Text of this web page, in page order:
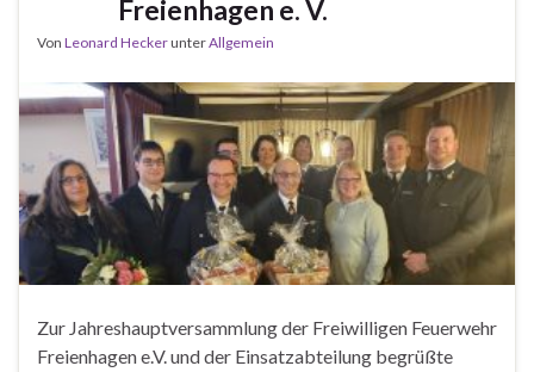
Freienhagen e. V.
Von Leonard HeckerunterAllgemein
Zur Jahreshauptversammlung der Freiwilligen Feuerwehr
Freienhagen e.V. und der Einsatzabteilung begrüßte